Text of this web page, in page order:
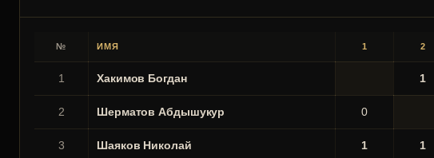
№ ИМЯ 1 2
1 Хакимов Богдан 1
2 Шерматов Абдышукур 0
3 Шаяков Николай 1 1